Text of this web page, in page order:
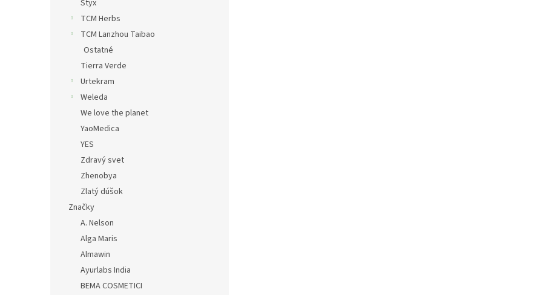
Styx
TCM Herbs
TCM Lanzhou Taibao
Ostatné
Tierra Verde
Urtekram
Weleda
We love the planet
YaoMedica
YES
Zdravý svet
Zhenobya
Zlatý dúšok
Značky
A. Nelson
Alga Maris
Almawin
Ayurlabs India
BEMA COSMETICI